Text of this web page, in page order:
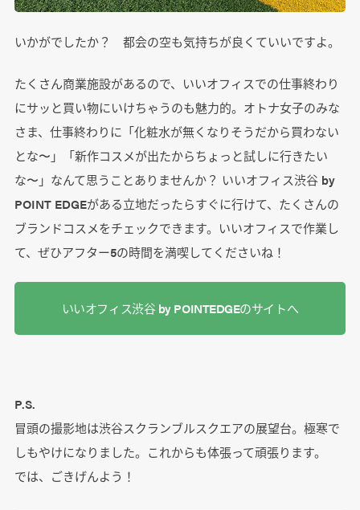
いかがでしたか？ 都会の空も気持ちが良くていいですよ。
たくさん商業施設があるので、いいオフィスでの仕事終わり
にサッと買い物にいけちゃうのも魅力的。オトナ女子のみな
さま、仕事終わりに「化粧水が無くなりそうだから買わない
とな〜」「新作コスメが出たからちょっと試しに行きたい
な〜」なんて思うことありませんか？ いいオフィス渋谷 by
POINT EDGEがある立地だったらすぐに行けて、たくさんの
ブランドコスメをチェックできます。いいオフィスで作業し
て、ぜひアフター5の時間を満喫してくださいね！
いいオフィス渋谷 by POINTEDGEのサイトへ
P.S.
冒頭の撮影地は渋谷スクランブルスクエアの展望台。極寒で
しもやけになりました。これからも体張って頑張ります。
では、ごきげんよう！